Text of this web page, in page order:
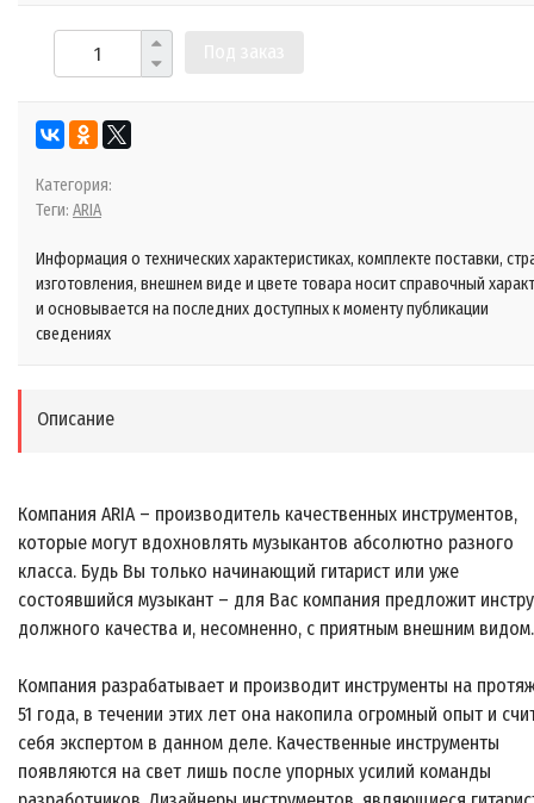
Категория:
Теги: ARIA
Информация о технических характеристиках, комплекте поставки,
изготовления, внешнем виде и цвете товара носит справочный
и основывается на последних доступных к моменту публикации
сведениях
Описание
Компания ARIA – производитель качественных инструментов,
которые могут вдохновлять музыкантов абсолютно разного
класса. Будь Вы только начинающий гитарист или уже
состоявшийся музыкант – для Вас компания предложит
должного качества и, несомненно, с приятным внешним видом.
Компания разрабатывает и производит инструменты на
51 года, в течении этих лет она накопила огромный опыт и
себя экспертом в данном деле. Качественные инструменты
появляются на свет лишь после упорных усилий команды